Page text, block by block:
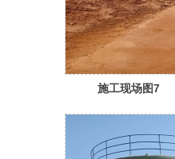
施工现场图7